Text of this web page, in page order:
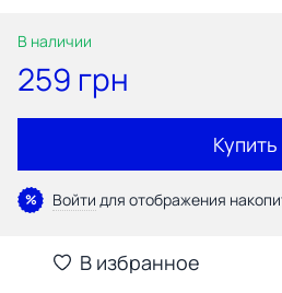
В наличии
259 грн
Купить
% Войти для отображения
В избранное